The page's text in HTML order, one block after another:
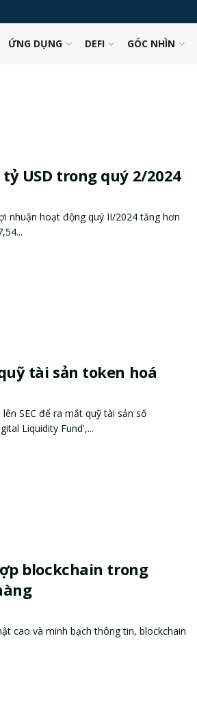
ỨNG DỤNG DEFI GÓC NHÌN
USD trong quý 2/2024
nhuận hoạt động quý II/2024 tăng hơn
tài sản token hoá
SEC để ra mắt quỹ tài sản số
Liquidity Fund',...
blockchain trong
cao và minh bạch thông tin, blockchain